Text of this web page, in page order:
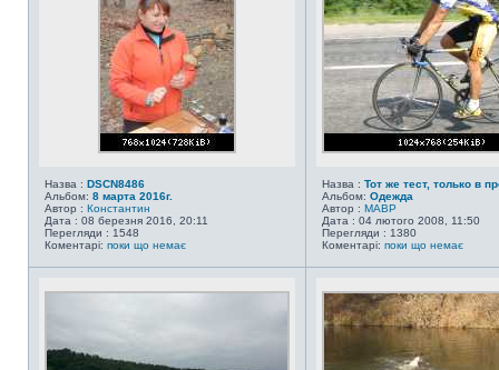
Назва : DSCN8486
Альбом: 8 марта 2016г.
Автор : Константин
Дата : 08 березня 2016, 20:11
Перегляди : 1548
Коментарі: поки що немає
Назва : Тот же тест, только в
Альбом: Одежда
Автор : MABP
Дата : 04 лютого 2008, 11:50
Перегляди : 1380
Коментарі: поки що немає